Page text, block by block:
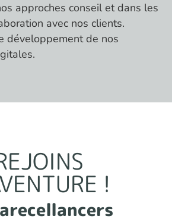
approches conseil et dans les
avec nos clients.
développement de nos
!